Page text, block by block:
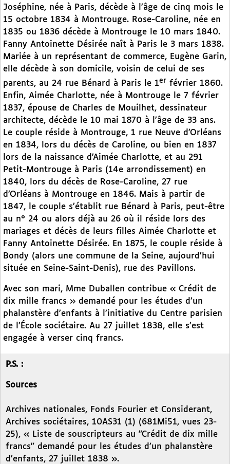
Joséphine, née à Paris, décède à l’âge de cinq mois le
15 octobre 1834 à Montrouge. Rose-Caroline, née en
1835 ou 1836 décède à Montrouge le 10 mars 1840.
Fanny Antoinette Désirée naît à Paris le 3 mars 1838.
Mariée à un représentant de commerce, Eugène Garin,
elle décède à son domicile, voisin de celui de ses
parents, au 24 rue Bénard à Paris le 1er février 1860.
Enfin, Aimée Charlotte, née à Montrouge le 7 février
1837, épouse de Charles de Mouilhet, dessinateur
architecte, décède le 10 mai 1870 à l’âge de 33 ans.
Le couple réside à Montrouge, 1 rue Neuve d’Orléans
en 1834, lors du décès de Caroline, ou bien en 1837
lors de la naissance d’Aimée Charlotte, et au 291
Petit-Montrouge à Paris (14e arrondissement) en
1840, lors du décès de Rose-Caroline, 27 rue
d’Orléans à Montrouge en 1846. Mais à partir de
1847, le couple s’établit rue Bénard à Paris, peut-être
au n° 24 ou alors déjà au 26 où il réside lors des
mariages et décès de leurs filles Aimée Charlotte et
Fanny Antoinette Désirée. En 1875, le couple réside à
Bondy (alors une commune de la Seine, aujourd’hui
située en Seine-Saint-Denis), rue des Pavillons.
Avec son mari, Mme Duballen contribue « Crédit de
dix mille francs » demandé pour les études d’un
phalanstère d’enfants à l’initiative du Centre parisien
de l’École sociétaire. Au 27 juillet 1838, elle s’est
engagée à verser cinq francs.
P.S. :
Sources
Archives nationales, Fonds Fourier et Considerant,
Archives sociétaires, 10AS31 (1) (681Mi51, vues 23-
25), « Liste de souscripteurs au "Crédit de dix mille
francs" demandé pour les études d’un phalanstère
d’enfants, 27 juillet 1838 ».